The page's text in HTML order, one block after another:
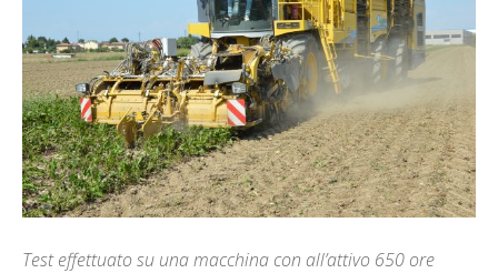
Test effettuato su una macchina con all’attivo 650 ore